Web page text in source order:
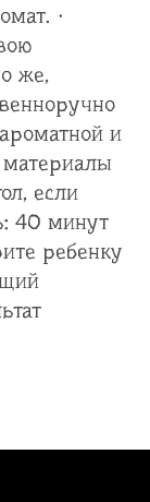
·
же,
и
материалы
если
40 минут
ребенку